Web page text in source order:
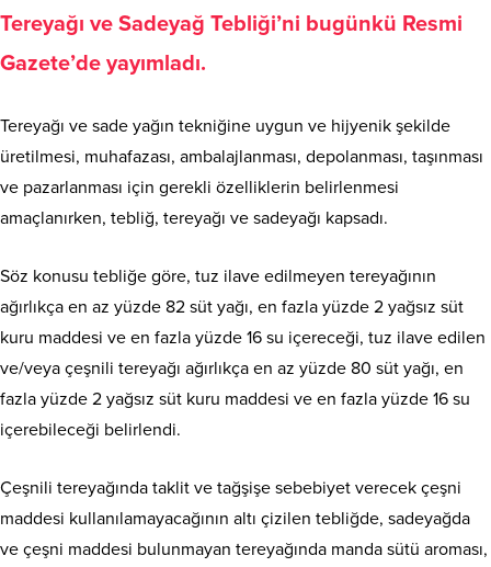
Tereyağı ve Sadeyağ Tebliği’ni bugünkü Resmi
Gazete’de yayımladı.
Tereyağı ve sade yağın tekniğine uygun ve hijyenik şekilde
üretilmesi, muhafazası, ambalajlanması, depolanması, taşınması
ve pazarlanması için gerekli özelliklerin belirlenmesi
amaçlanırken, tebliğ, tereyağı ve sadeyağı kapsadı.
Söz konusu tebliğe göre, tuz ilave edilmeyen tereyağının
ağırlıkça en az yüzde 82 süt yağı, en fazla yüzde 2 yağsız süt
kuru maddesi ve en fazla yüzde 16 su içereceği, tuz ilave edilen
ve/veya çeşnili tereyağı ağırlıkça en az yüzde 80 süt yağı, en
fazla yüzde 2 yağsız süt kuru maddesi ve en fazla yüzde 16 su
içerebileceği belirlendi.
Çeşnili tereyağında taklit ve tağşişe sebebiyet verecek çeşni
maddesi kullanılamayacağının altı çizilen tebliğde, sadeyağda
ve çeşni maddesi bulunmayan tereyağında manda sütü aroması,